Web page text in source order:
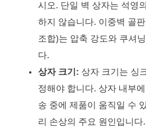
시오. 단일 벽 상자는 석영
하지 않습니다. 이중벽 골
조합)는 압축 강도와 쿠셔
다.
상자 크기: 상자 크기는 싱
정해야 합니다. 상자 내부
송 중에 제품이 움직일 수
리 손상의 주요 원인입니다.